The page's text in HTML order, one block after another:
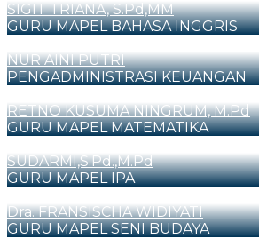
SIGIT TRIANA, S.Pd,MM
GURU MAPEL BAHASA INGGRIS
NUR AINI PUTRI
PENGADMINISTRASI KEUANGAN
RETNO KUSUMA NINGRUM, M.Pd
GURU MAPEL MATEMATIKA
SUDARMI,S.Pd.,M.Pd
GURU MAPEL IPA
Dra. FRANSISCHA WIDIYATI
GURU MAPEL SENI BUDAYA